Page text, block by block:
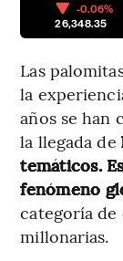
-0.06%
26,348.35
Las
la
años se han
la llegada de
temáticos.
fenómeno
categoría de
millonarias.